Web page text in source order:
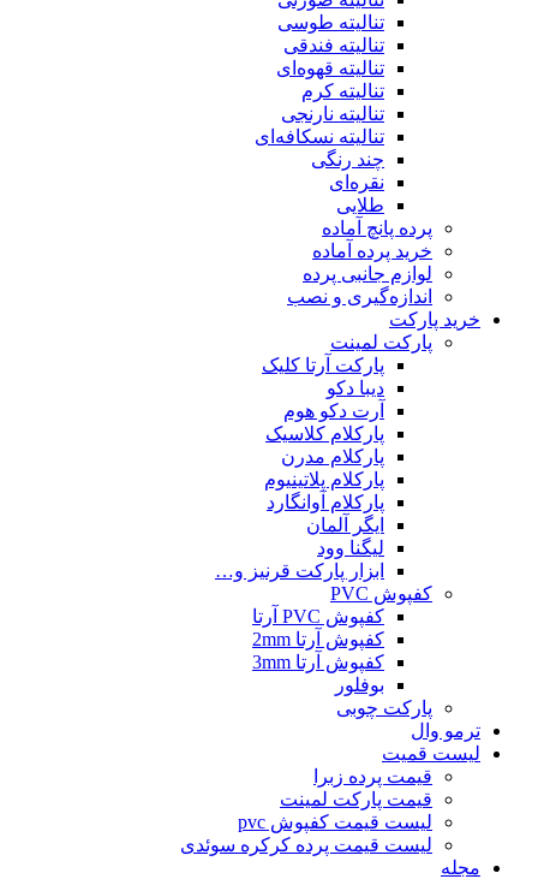
تنالیته طوسی
تنالیته فندقی
تنالیته قهوه‌ای
تنالیته کرم
تنالیته نارنجی
تنالیته نسکافه‌ای
چند رنگی
نقره‌ای
طلایی
پرده پانچ آماده
خرید پرده آماده
لوازم جانبی پرده
اندازه‌گیری و نصب
خرید پارکت
پارکت لمینت
پارکت آرتا کلیک
دیبا دکو
آرت دکو هوم
پارکلام کلاسیک
پارکلام مدرن
پارکلام پلاتینیوم
پارکلام آوانگارد
ایگر آلمان
لیگنا وود
ابزار پارکت قرنیز و…
کفپوش PVC
کفپوش PVC آرتا
کفپوش آرتا 2mm
کفپوش آرتا 3mm
بوفلور
پارکت چوبی
ترمو وال
لیست قمیت
قیمت پرده زبرا
قیمت پارکت لمینت
لیست قیمت کفپوش pvc
لیست قیمت پرده کرکره سوئدی
مجله